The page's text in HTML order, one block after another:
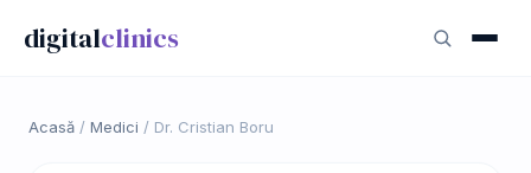
digitalclinics
Acasă / Medici / Dr. Cristian Boru